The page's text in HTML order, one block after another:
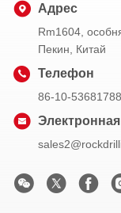
Адрес
Rm1604,
Пекин, Китай
Телефон
86-10-53681788